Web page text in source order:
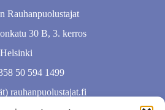
Rauhanpuolustajat
30 B, 3. kerros
50 594 1499
rauhanpuolustajat.fi